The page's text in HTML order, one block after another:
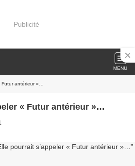
Publicité
MENU
Futur antérieur »…
« Futur antérieur »…